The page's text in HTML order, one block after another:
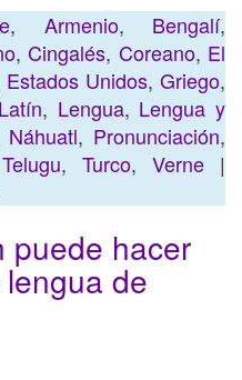
, Armenio, Bengalí,
,Cingalés, Coreano, El
Estados Unidos, Griego,
Latín, Lengua, Lengua y
Náhuatl, Pronunciación,
Telugu, Turco, Verne |
puede hacer
de